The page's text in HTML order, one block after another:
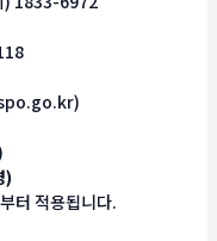
)
터 적용됩니다.